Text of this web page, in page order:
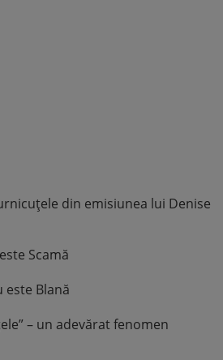
din emisiunea lui Denise
Scamă
este Blană
– un adevărat fenomen